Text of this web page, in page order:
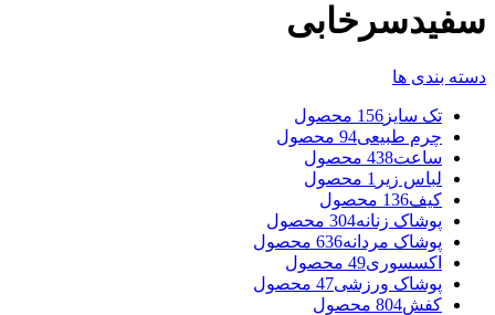
سفیدسرخابی
دسته بندی ها
تک سایز 156 محصول
چرم طبیعی94 محصول
ساعت438 محصول
لباس زیر 1 محصول
کیف136 محصول
پوشاک زنانه304 محصول
پوشاک مردانه636 محصول
اکسسوری49 محصول
پوشاک ورزشی47 محصول
کفش804 محصول